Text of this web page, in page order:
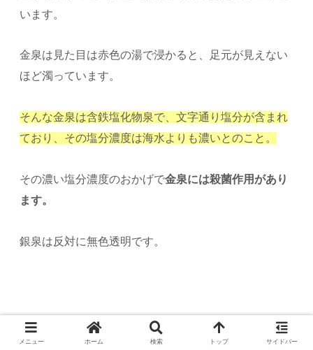
います。
金泉は見た目は赤色の湯で浸かると、足元が見えない
ほど濁っています。
そんな金泉は含鉄塩化物泉で、文字通り塩分が含まれ
ており、その塩分濃度は海水よりも濃いとのこと。
その濃い塩分濃度のおかげで金泉には殺菌作用があり
ます。
銀泉は反対に無色透明です。
また、先ほど説明した金泉（含鉄塩化物泉）以外の湯
を銀泉と呼んでいます。
メニュー ホーム 検索 トップ サイドバー